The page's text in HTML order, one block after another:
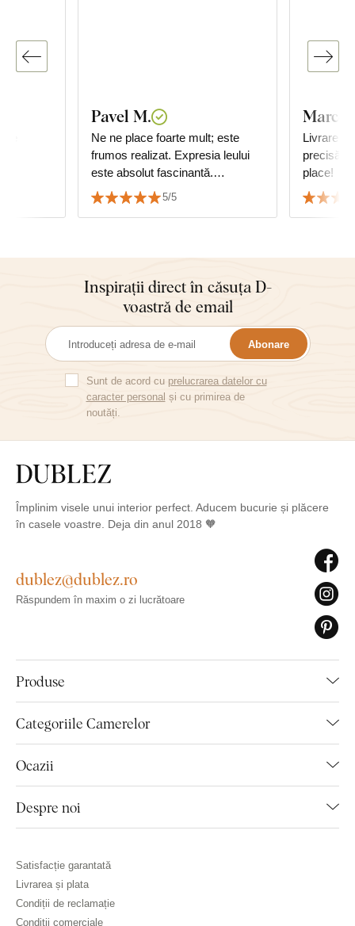
Pavel M.
Ne ne place foarte mult; este
frumos realizat. Expresia leului
este absolut fascinantă.
Apreciem de asemenea viteza
de livrare și precizia ambalării.
5/5
Marco
Livrare
precisă
place!
Inspirații direct în căsuța D-
voastră de email
Abonare
Sunt de acord cu prelucrarea datelor cu
caracter personal și cu primirea de
noutăți.
Împlinim visele unui interior perfect. Aducem bucurie și plăcere
în casele voastre. Deja din anul 2018 🧡
Produse
Categoriile Camerelor
Ocazii
Despre noi
dublez@dublez.ro
Răspundem în maxim o zi lucrătoare
Satisfacție garantată
Livrarea și plata
Condiții de reclamație
Condiții comerciale